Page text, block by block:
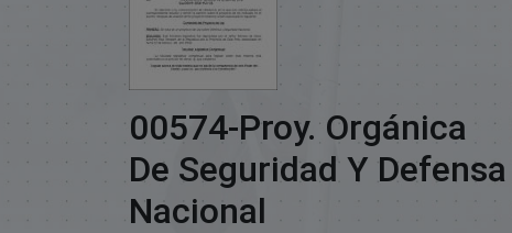
00574-Proy. Orgánica
De Seguridad Y Defensa
Nacional